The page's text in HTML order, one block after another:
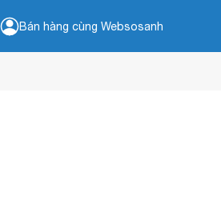
Bán hàng cùng Websosanh